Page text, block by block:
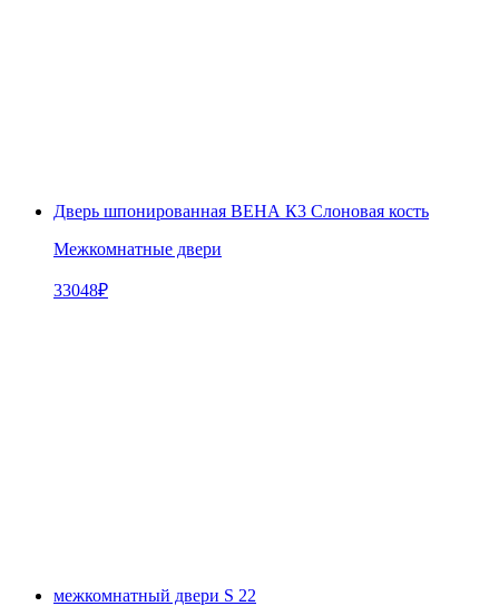
Дверь шпонированная ВЕНА К3 Слоновая кость
Межкомнатные двери
33048₽
межкомнатный двери S 22